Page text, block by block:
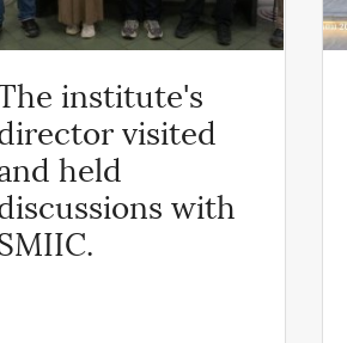
institute's
visited
held
with